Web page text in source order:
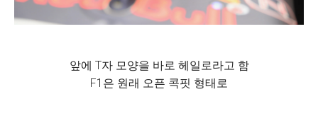
앞에 T자 모양을 바로 헤일로라고 함
F1은 원래 오픈 콕핏 형태로